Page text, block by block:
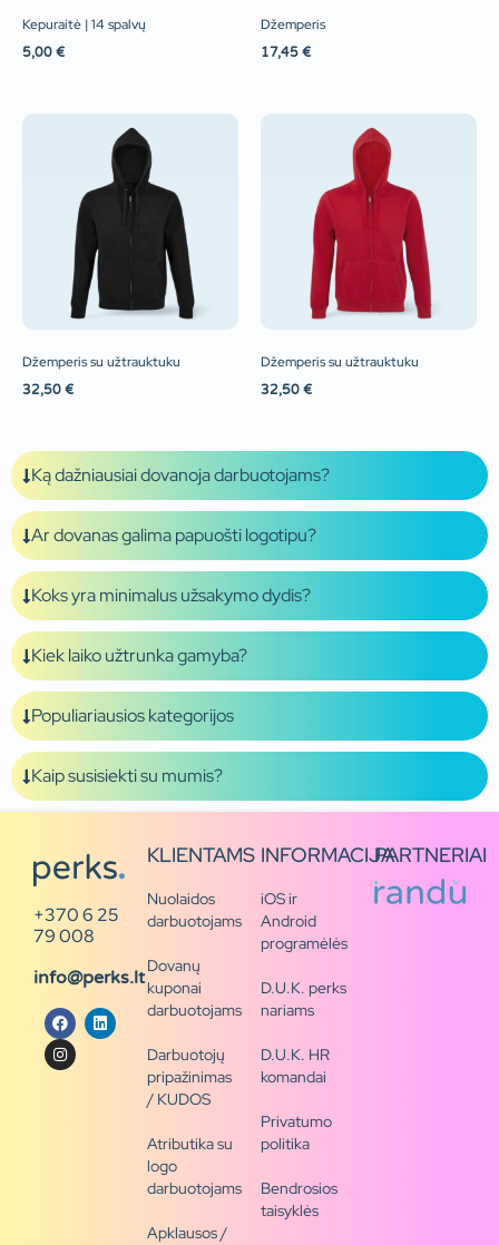
Kepuraitė | 14 spalvų
5,00 €
Džemperis
17,45 €
Džemperis su užtrauktuku
32,50 €
Džemperis su užtrauktuku
32,50 €
Ką dažniausiai dovanoja darbuotojams?
Ar dovanas galima papuošti logotipu?
Koks yra minimalus užsakymo dydis?
Kiek laiko užtrunka gamyba?
Populiariausios kategorijos
Kaip susisiekti su mumis?
+370 6 25
79 008
info@perks.lt
KLIENTAMS
Nuolaidos
darbuotojams
Dovanų
kuponai
darbuotojams
Darbuotojų
pripažinimas
/ KUDOS
Atributika su
logo
darbuotojams
Apklausos /
INFORMACIJA
iOS ir
Android
programėlės
D.U.K. perks
nariams
D.U.K. HR
komandai
Privatumo
politika
Bendrosios
taisyklės
PARTNERIAI